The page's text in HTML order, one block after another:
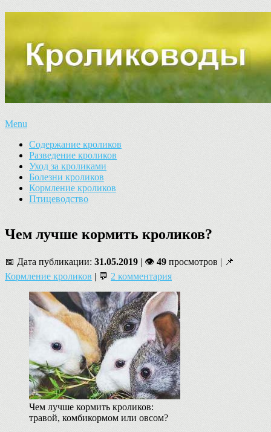
Menu
Содержание кроликов
Разведение кроликов
Уход за кроликами
Болезни кроликов
Кормление кроликов
Птицеводство
Чем лучше кормить кроликов?
📅 Дата публикации: 31.05.2019 | 👁 49 просмотров | 📌
Кормление кроликов | 💬 2 комментария
Чем лучше кормить кроликов:
травой, комбикормом или овсом?